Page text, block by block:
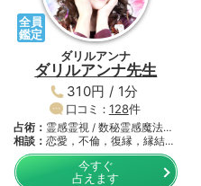
全員
鑑定
ダリルアンナ
ダリルアンナ先生
310円 / 1分
口コミ： 128件
占術： 霊感霊視 / 数秘霊感魔法…
相談： 恋愛，不倫，復縁，縁結
び，…
今すぐ
占えます